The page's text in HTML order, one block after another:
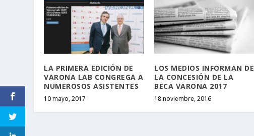
LA PRIMERA EDICIÓN DE
VARONA LAB CONGREGA A
NUMEROSOS ASISTENTES
10 mayo, 2017
LOS MEDIOS INFORMAN DE
LA CONCESIÓN DE LA
BECA VARONA 2017
18 noviembre, 2016